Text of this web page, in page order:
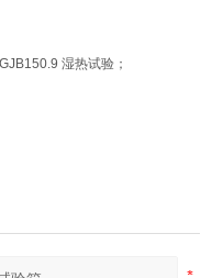
湿热试验；